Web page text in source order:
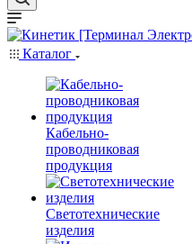
Каталог
Кабельно-
проводниковая
продукция
Светотехнические
изделия